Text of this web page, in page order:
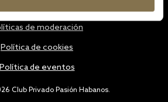
Club Privado Pasión Habanos.
de moderación
Política de cookies
Política de eventos